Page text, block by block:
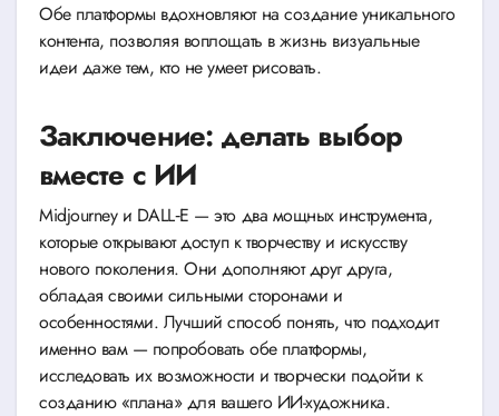
Обе платформы вдохновляют на создание уникального
контента, позволяя воплощать в жизнь визуальные
идеи даже тем, кто не умеет рисовать.
Заключение: делать выбор
вместе с ИИ
Midjourney и DALL‑E — это два мощных инструмента,
которые открывают доступ к творчеству и искусству
нового поколения. Они дополняют друг друга,
обладая своими сильными сторонами и
особенностями. Лучший способ понять, что подходит
именно вам — попробовать обе платформы,
исследовать их возможности и творчески подойти к
созданию «плана» для вашего ИИ-художника.